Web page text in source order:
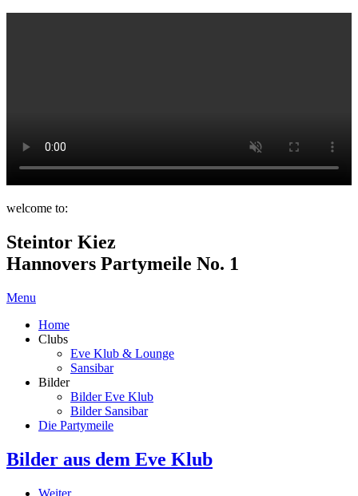
welcome to:
Steintor Kiez
Hannovers Partymeile No. 1
Menu
Home
Clubs
Eve Klub & Lounge
Sansibar
Bilder
Bilder Eve Klub
Bilder Sansibar
Die Partymeile
Bilder aus dem Eve Klub
Weiter